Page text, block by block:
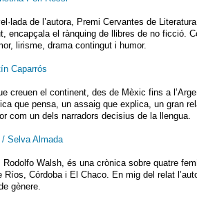
de l’autora, Premi Cervantes de
encapçala el rànquing de llibres de no ficció.
lirisme, drama contingut i humor.
Caparrós
creuen el continent, des de Mèxic fins a
que pensa, un assaig que explica, un gran
com un dels narradors decisius de la llengua.
/ Selva Almada
Rodolfo Walsh, és una crònica sobre quatre
Ríos, Córdoba i El Chaco. En mig del relat
gènere.